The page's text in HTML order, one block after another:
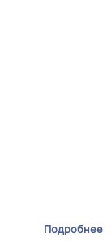
Подробнее